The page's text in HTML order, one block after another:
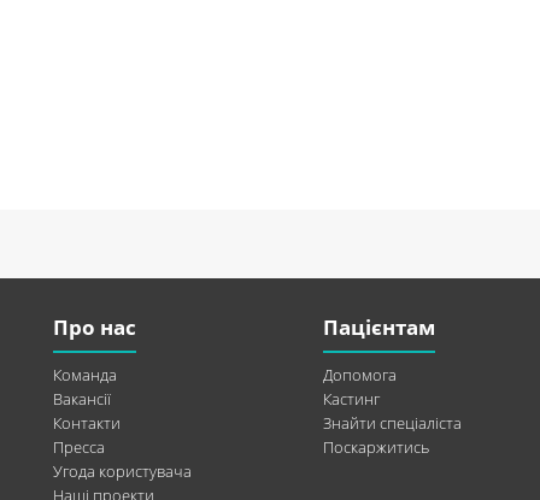
Про нас
Команда
Вакансії
Контакти
Пресса
Угода користувача
Наші проекти
Пацієнтам
Допомога
Кастинг
Знайти спеціаліста
Поскаржитись